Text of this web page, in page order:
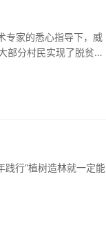
专家的悉心指导下，威
部分村民实现了脱贫致
践行“植树造林就一定能